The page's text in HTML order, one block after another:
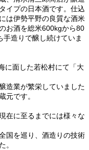
イプの日本酒です。仕込
は伊勢平野の良質な酒米
お酒を総米600kgから80
造りで醸し続けていま
に面した若松村にて「大
造業が繁栄していました
元です。
在に至るまでには様々な
国を巡り、酒造りの技術
。